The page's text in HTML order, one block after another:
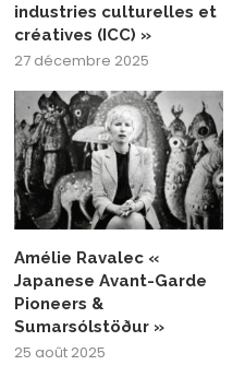
industries culturelles et
créatives (ICC) »
27 décembre 2025
Amélie Ravalec «
Japanese Avant-Garde
Pioneers &
Sumarsólstöður »
25 août 2025